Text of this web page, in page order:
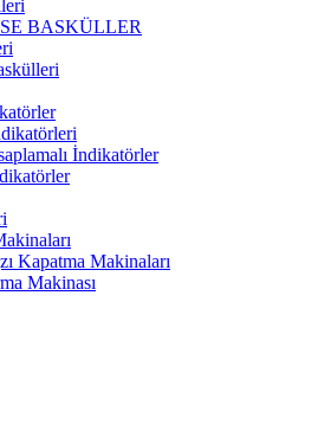
BASKÜLLER
İndikatörler
Kapatma Makinaları
Makinası